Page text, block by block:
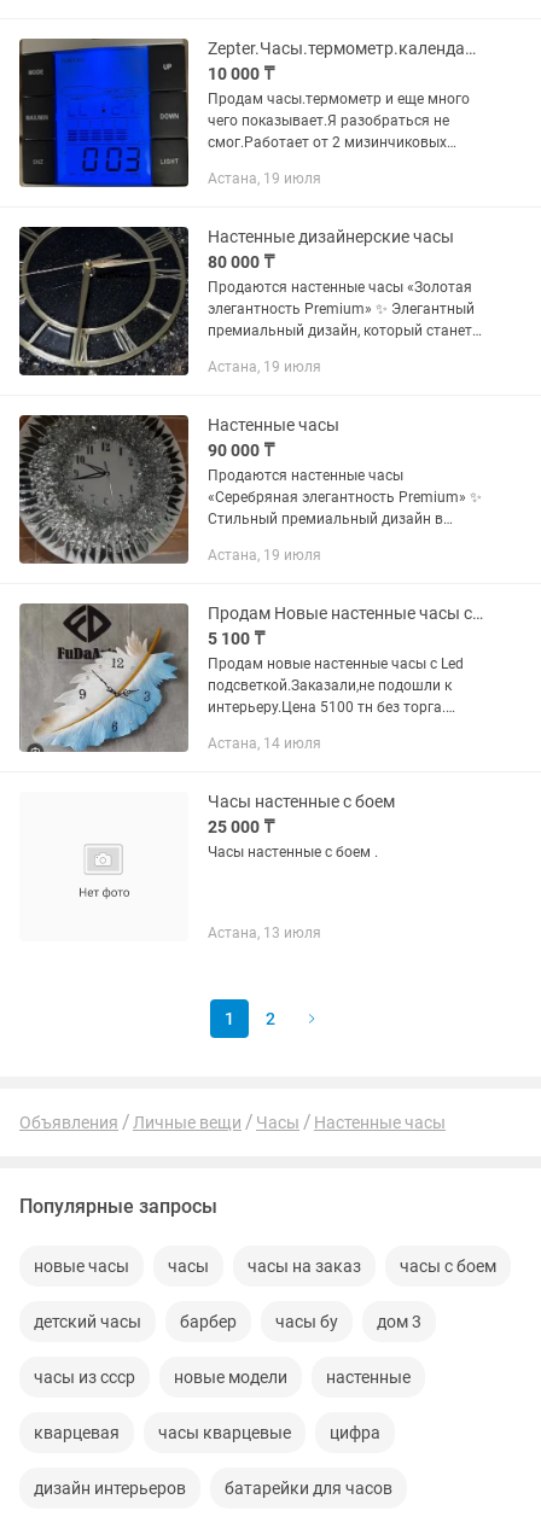
Zepter.Часы.термометр.календарь.гигрометр.
10 000 ₸
Продам часы.термометр и еще много
чего показывает.Я разобраться не
смог.Работает от 2 мизинчиковых
нет.Астана.ул Кунаева 14.
Астана, 19 июля
Настенные дизайнерские часы
80 000 ₸
Продаются настенные часы «Золотая
элегантность Premium» ✨ Элегантный
премиальный дизайн, который станет
интерьере. • Диаметр: 60 см • Срок
Астана, 19 июля
Настенные часы
90 000 ₸
Продаются настенные часы
«Серебряная элегантность Premium» ✨
Стильный премиальный дизайн в
дополнит современный интерьер. •
Астана, 19 июля
Продам Новые настенные часы с Led подсветкой.Размер 50 см
5 100 ₸
Продам новые настенные часы с Led
подсветкой.Заказали,не подошли к
интерьеру.Цена 5100 тн без торга.
Астана, 14 июля
Часы настенные с боем
25 000 ₸
Часы настенные с боем .
Астана, 13 июля
1 2
Объявления Личные вещи Часы Настенные часы
Популярные запросы
новые часы часы часы на заказ часы с боем
детский часы барбер часы бу дом 3
часы из ссср новые модели настенные
кварцевая часы кварцевые цифра
дизайн интерьеров батарейки для часов